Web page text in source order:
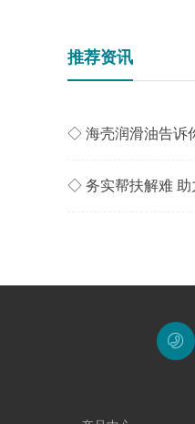
推荐资讯
◇ 海壳润滑油告诉